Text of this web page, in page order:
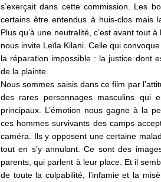
s’exerçait dans cette commission. Les
certains être entendus à huis-clos mais
Plus qu’à une neutralité, c’est avant tout à
nous invite Leïla Kilani . Celle qui
la réparation impossible : la justice dont
de la plainte.
Nous sommes saisis dans ce film par
des rares personnages masculins qui
principaux. L’émotion nous gagne à la
ces hommes survivants des camps
caméra. Ils y opposent une certaine
tout en s’y annulant. Ce sont des
parents, qui parlent à leur place. Et il
de toute la culpabilité, l’infamie et la